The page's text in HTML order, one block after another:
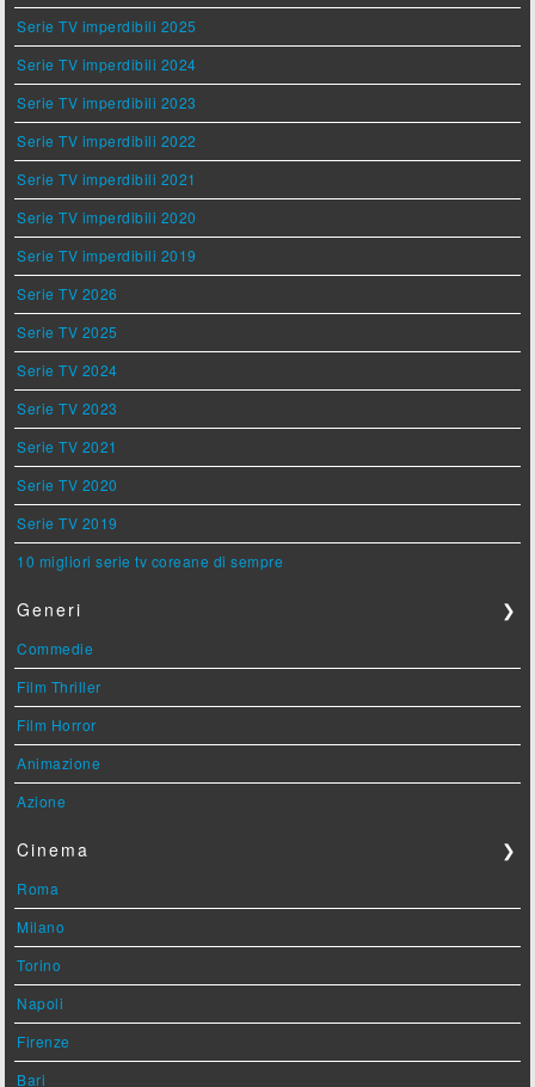
Serie TV imperdibili 2025
Serie TV imperdibili 2024
Serie TV imperdibili 2023
Serie TV imperdibili 2022
Serie TV imperdibili 2021
Serie TV imperdibili 2020
Serie TV imperdibili 2019
Serie TV 2026
Serie TV 2025
Serie TV 2024
Serie TV 2023
Serie TV 2021
Serie TV 2020
Serie TV 2019
10 migliori serie tv coreane di sempre
Generi ❯
Commedie
Film Thriller
Film Horror
Animazione
Azione
Cinema ❯
Roma
Milano
Torino
Napoli
Firenze
Bari